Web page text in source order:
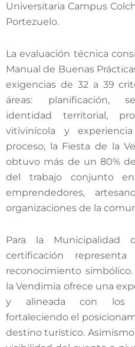
Universitaria Campus
Portezuelo.
La evaluación técnica
Manual de Buenas
exigencias de 32 a 39
áreas: planificación,
identidad territorial,
vitivinícola y
proceso, la Fiesta de la
obtuvo más de un 80%
del trabajo conjunto
emprendedores,
organizaciones de la
Para la Municipalidad
certificación
reconocimiento
la Vendimia ofrece una
y alineada con los
fortaleciendo el
destino turístico.